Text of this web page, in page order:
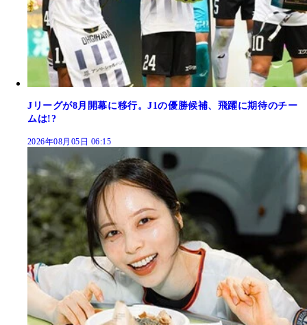
Jリーグが8月開幕に移行。J1の優勝候補、飛躍に期待のチー
ムは!?
2026年08月05日 06:15